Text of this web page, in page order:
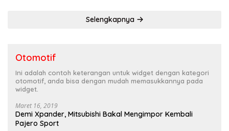
Selengkapnya
Otomotif
Ini adalah contoh keterangan untuk widget dengan kategori
otomotif, anda bisa dengan mudah memasukkannya pada
widget.
Maret 16, 2019
Demi Xpander, Mitsubishi Bakal Mengimpor Kembali
Pajero Sport